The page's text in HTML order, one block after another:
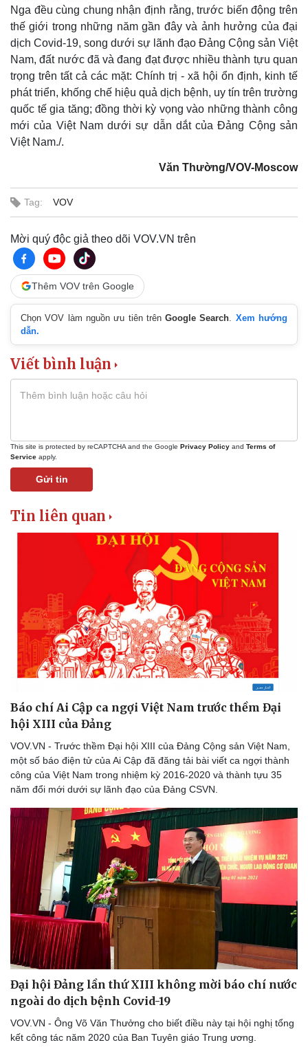
Kinh tế
Bất động sản
Thị trường
Tiêu dùng
Chứng khoán
Pháp luật
Vụ án
Tin nóng
Tư vấn luật
Quân sự - Quốc phòng
Vũ khí
Việt Nam
Phân tích
Nga đều cùng chung nhận định rằng, trước biến động trên
thế giới trong những năm gần đây và ảnh hưởng của đại
dịch Covid-19, song dưới sự lãnh đạo Đảng Cộng sản Việt
Nam, đất nước đã và đang đạt được nhiều thành tựu quan
trọng trên tất cả các mặt: Chính trị - xã hội ổn định, kinh tế
phát triển, khống chế hiệu quả dịch bệnh, uy tín trên trường
quốc tế gia tăng; đồng thời kỳ vọng vào những thành công
mới của Việt Nam dưới sự dẫn dắt của Đảng Cộng sản
Việt Nam./.
Văn Thường/VOV-Moscow
Tag: VOV
Mời quý độc giả theo dõi VOV.VN trên
Thêm VOV trên Google
Chọn VOV làm nguồn ưu tiên trênGoogle Search
Xem hướng
dẫn.
Viết bình luận
This site is protected by reCAPTCHA and the Google Privacy Policy and Terms of
Service apply.
Gửi tin
Tin liên quan
Báo chí Ai Cập ca ngợi Việt Nam trước thềm Đại
hội XIII của Đảng
VOV.VN - Trước thềm Đại hội XIII của Đảng Cộng sản Việt Nam,
một số báo điện tử của Ai Cập đã đăng tải bài viết ca ngợi thành
công của Việt Nam trong nhiệm kỳ 2016-2020 và thành tựu 35
năm đổi mới dưới sự lãnh đạo của Đảng CSVN.
Đại hội Đảng lần thứ XIII không mời báo chí nước
ngoài do dịch bệnh Covid-19
VOV.VN - Ông Võ Văn Thưởng cho biết điều này tại hội nghị tổng
kết công tác năm 2020 của Ban Tuyên giáo Trung ương.